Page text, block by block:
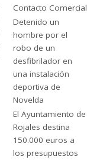
Contacto Comercial
Detenido un
hombre por el
robo de un
desfibrilador en
una instalación
deportiva de
Novelda
El Ayuntamiento de
Rojales destina
150.000 euros a
los presupuestos